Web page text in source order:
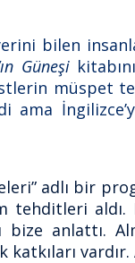
bilen
Güneşi
ama
adlı bir
tehditleri
bize anlattı.